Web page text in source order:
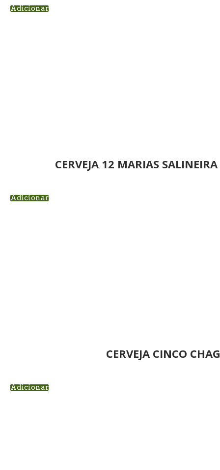
Adicionar
CERVEJA 12 MARIAS
Adicionar
CERVEJA CINCO
Adicionar